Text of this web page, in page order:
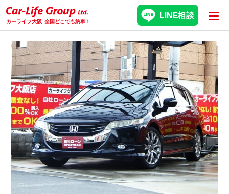
カーライフ大阪 全国どこでも納車！
LINE相談